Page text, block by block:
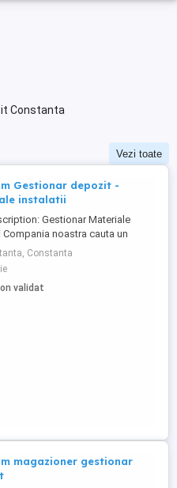
Constanta
Vezi toate
Gestionar depozit -
instalatii
Gestionar Materiale
Compania noastra cauta un
Materiale Instalatii responsabil
pentru a se alatura echipei
departamentul de logistica.
o persoana organizata, atenta la
Constanta
validat
magazioner gestionar